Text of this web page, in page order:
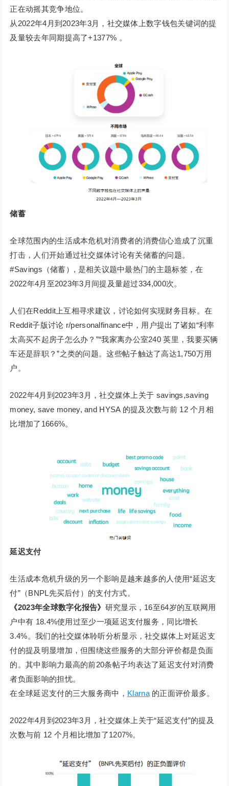
正在动摇其竞争地位。
从2022年4月到2023年3月，社交媒体上数字钱包关键词的提
及量较去年同期提高了+1377% 。
储蓄
全球范围内的生活成本危机对消费者的消费信心造成了沉重
打击，人们开始通过社交媒体讨论有关储蓄的问题。
#Savings（储蓄）, 是相关议题中最热门的主题标签，在
2022年4月至2023年3月间提及量超过334,000次。
人们在Reddit上互相寻求建议，讨论如何实现财务目标。在
Reddit子版讨论 r/personalfinance中，用户提出了诸如“利率
太高买不起房子怎么办？”“我家离办公室240 英里，我要买辆
车还是辞职？”之类的问题。这些帖子触达了高达1,750万用
户。
2022年4月到2023年3月，社交媒体上关于 savings,saving
money, save money, and HYSA 的提及次数与前 12 个月相
比增加了1666%。
延迟支付
生活成本危机升级的另一个影响是越来越多的人使用“延迟支
付”（BNPL先买后付）的支付方式。
《2023年全球数字化报告》 研究显示，16至64岁的互联网用
户中有 18.4%使用过至少一项延迟支付服务，同比增长
3.4%。我们的社交媒体聆听分析显示，社交媒体上对延迟支
付的提及明显增加，但围绕这些服务的大部分评价都是负面
的。其中影响力最高的前20条帖子均表达了延迟支付对消费
者负面影响的担忧。
在全球延迟支付的三大服务商中， Klarna的正面评价最多。
2022年4月到2023年3月，社交媒体上关于“延迟支付”的提及
次数与前 12 个月相比增加了1207%。